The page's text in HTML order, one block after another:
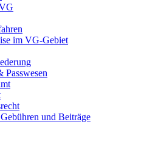
im VG-Gebiet
Passwesen
und Beiträge